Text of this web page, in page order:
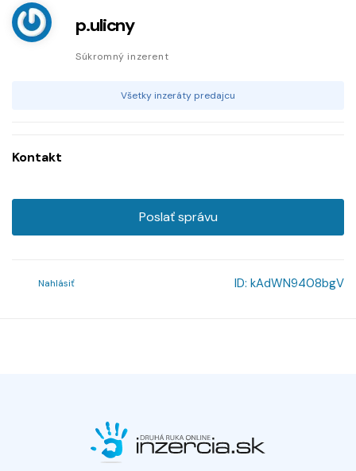
p.ulicny
Súkromný inzerent
Všetky inzeráty predajcu
Kontakt
Poslať správu
Nahlásiť ID: kAdWN9408bgV